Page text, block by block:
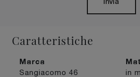
Invia
Caratteristiche
Marca
Sangiacomo 46 in